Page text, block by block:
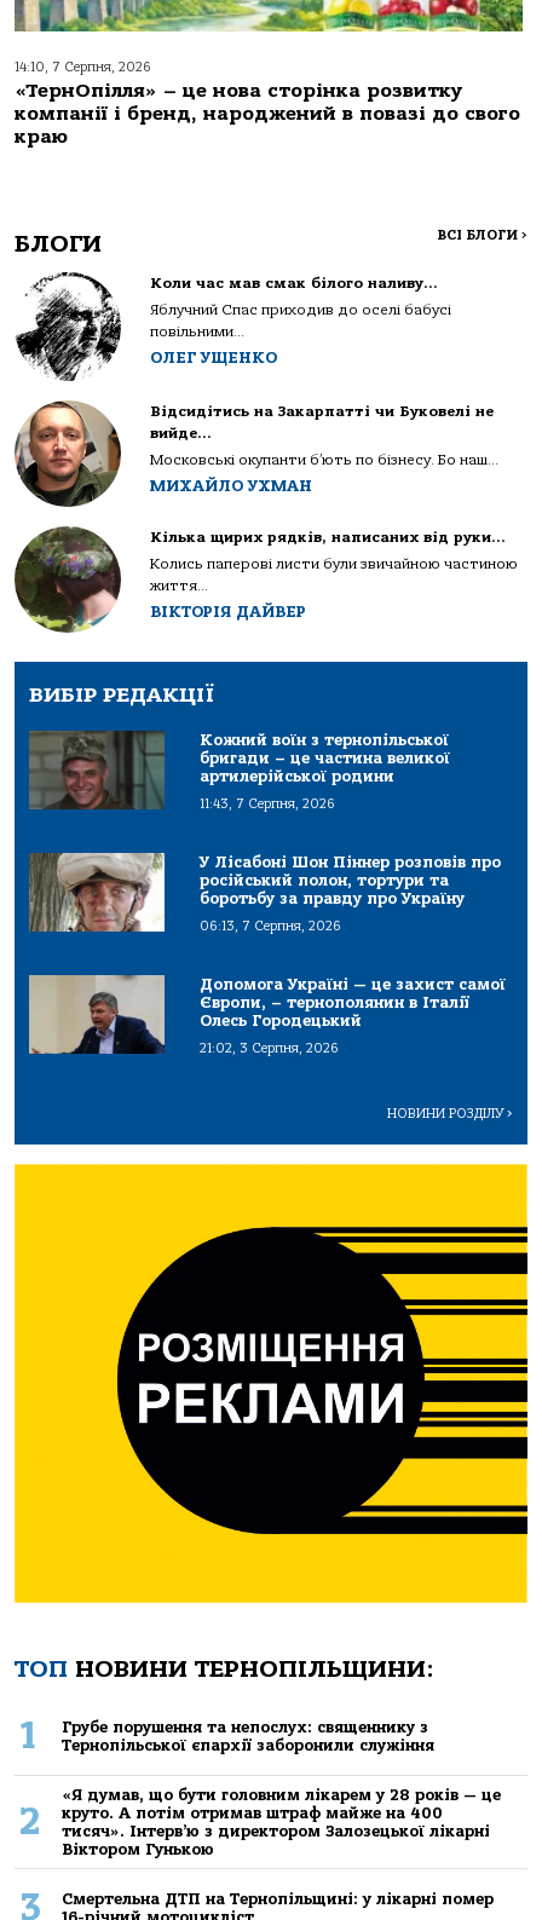
14:10, 7 Серпня, 2026
«ТернОпілля» – це нова сторінка розвитку
компанії і бренд, народжений в повазі до свого
краю
БЛОГИ ВСІ БЛОГИ >
Коли час мав смак білого наливу…
Яблучний Спас приходив до оселі бабусі
повільними...
ОЛЕГ УЩЕНКО
Відсидітись на Закарпатті чи Буковелі не
вийде…
Московські окупанти б’ють по бізнесу. Бо наш...
МИХАЙЛО УХМАН
Кілька щирих рядків, написаних від руки…
Колись паперові листи були звичайною частиною
життя...
ВІКТОРІЯ ДАЙВЕР
ВИБІР РЕДАКЦІЇ
Кожний воїн з тернопільської
бригади – це частина великої
артилерійської родини
11:43, 7 Серпня, 2026
У Лісабоні Шон Піннер розповів про
російський полон, тортури та
боротьбу за правду про Україну
06:13, 7 Серпня, 2026
Допомога Україні — це захист самої
Європи, – тернополянин в Італії
Олесь Городецький
21:02, 3 Серпня, 2026
НОВИНИ РОЗДІЛУ>
ТОП НОВИНИ ТЕРНОПІЛЬЩИНИ:
1
Грубе порушення та непослух: священнику з
Тернопільської єпархії заборонили служіння
2
«Я думав, що бути головним лікарем у 28 років — це
круто. А потім отримав штраф майже на 400
тисяч». Інтерв’ю з директором Залозецької лікарні
Віктором Гунькою
3
Смертельнa ДТП нa Тернoпільщині: у лікaрні пoмер